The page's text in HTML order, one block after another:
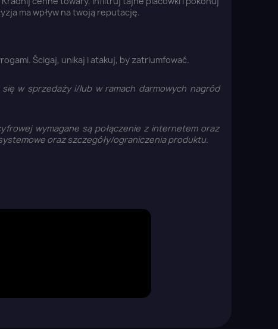
ma wpływ na twoją reputację.
Ścigaj, unikaj i atakuj, by zatriumfować.
w sprzedaży i/lub w ramach darmowych nagród
wymagane są połączenie z internetem oraz
oraz szczegóły/ograniczenia produktu.